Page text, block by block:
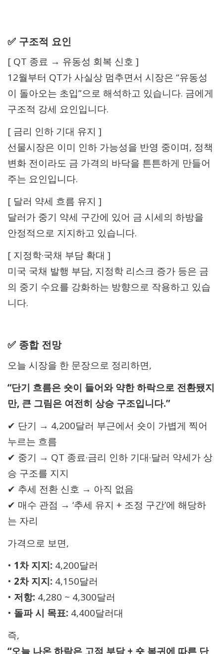
✅ 구조적 요인
[ QT 종료 → 유동성 회복 신호 ]
12월부터 QT가 사실상 멈추면서 시장은 “유동성
이 돌아오는 초입”으로 해석하고 있습니다. 금에게
구조적 강세 요인입니다.
[ 금리 인하 기대 유지 ]
선물시장은 이미 인하 가능성을 반영 중이며, 정책
변화 전이라도 금 가격의 바닥을 튼튼하게 만들어
주는 요인입니다.
[ 달러 약세 흐름 유지 ]
달러가 중기 약세 구간에 있어 금 시세의 하방을
안정적으로 지지하고 있습니다.
[ 지정학·국채 부담 확대 ]
미국 국채 발행 부담, 지정학 리스크 증가 등은 금
의 중기 수요를 강화하는 방향으로 작용하고 있습
니다.
✅ 종합 전망
오늘 시장을 한 문장으로 정리하면,
“단기 흐름은 숏이 들어와 약한 하락으로 전환됐지
만, 큰 그림은 여전히 상승 구조입니다.”
✔ 단기 → 4,200달러 부근에서 숏이 가볍게 찍어
누르는 흐름
✔ 중기 → QT 종료·금리 인하 기대·달러 약세가 상
승 구조를 지지
✔ 추세 전환 신호 → 아직 없음
✔ 매수 관점 → ‘추세 유지 + 조정 구간’에 해당하
는 자리
가격으로 보면,
• 1차 지지: 4,200달러
• 2차 지지: 4,150달러
• 저항: 4,280 ~ 4,300달러
• 돌파 시 목표: 4,400달러대
즉,
“오늘 나온 하락은 고점 부담 + 숏 복귀에 따른 단